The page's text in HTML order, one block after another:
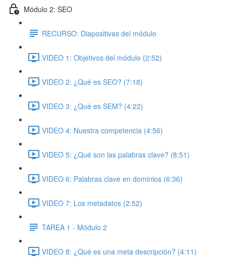
Módulo 2: SEO
RECURSO: Diapositivas del módulo
VIDEO 1: Objetivos del módulo (2:52)
VIDEO 2: ¿Qué es SEO? (7:18)
VIDEO 3: ¿Qué es SEM? (4:22)
VIDEO 4: Nuestra competencia (4:56)
VIDEO 5: ¿Qué son las palabras clave? (8:51)
VIDEO 6: Palabras clave en dominios (6:36)
VIDEO 7: Los metadatos (2:52)
TAREA 1 - Módulo 2
VIDEO 8: ¿Qué es una meta descripción? (4:11)